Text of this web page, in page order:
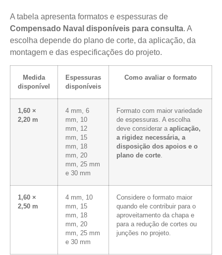
A tabela apresenta formatos e espessuras de
Compensado Naval disponíveis para consulta. A
escolha depende do plano de corte, da aplicação, da
montagem e das especificações do projeto.
Medida
disponível
Espessuras
disponíveis
Como avaliar o formato
1,60 ×
2,20 m
4 mm, 6
mm, 10
mm, 12
mm, 15
mm, 18
mm, 20
mm, 25 mm
e 30 mm
Formato com maior variedade
de espessuras. A escolha
deve considerar a aplicação,
a rigidez necessária, a
disposição dos apoios e o
plano de corte.
1,60 ×
2,50 m
4 mm, 10
mm, 15
mm, 18
mm, 20
mm, 25 mm
e 30 mm
Considere o formato maior
quando ele contribuir para o
aproveitamento da chapa e
para a redução de cortes ou
junções no projeto.